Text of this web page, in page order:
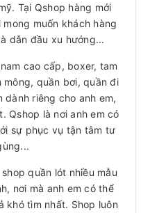
Tại Qshop hàng mới
muốn khách hàng
dẫn đầu xu hướng...
cao cấp, boxer, tam
quần bơi, quần đi
dành riêng cho anh em,
Qshop là nơi anh em có
sự phục vụ tận tâm tư
quần lót nhiều mẫu
nơi mà anh em có thể
khó tìm nhất. Shop luôn